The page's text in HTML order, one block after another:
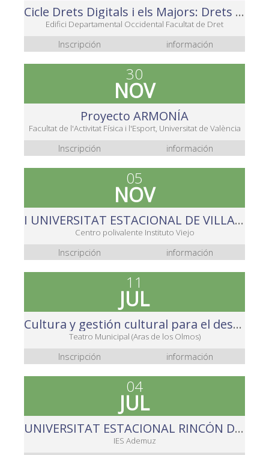
Cicle Drets Digitals i els Majors: Drets digitals a l'Administració Pública
Edifici Departamental Occidental Facultat de Dret
Inscripción información
30
NOV
Proyecto ARMONÍA
Facultat de l'Activitat Física i l'Esport, Universitat de València
Inscripción información
05
NOV
I UNIVERSITAT ESTACIONAL DE VILLAR DEL ARZOBISPO
Centro polivalente Instituto Viejo
Inscripción información
11
JUL
Cultura y gestión cultural para el desarrollo rural
Teatro Municipal (Aras de los Olmos)
Inscripción información
04
JUL
UNIVERSITAT ESTACIONAL RINCÓN DE ADEMUZ
IES Ademuz